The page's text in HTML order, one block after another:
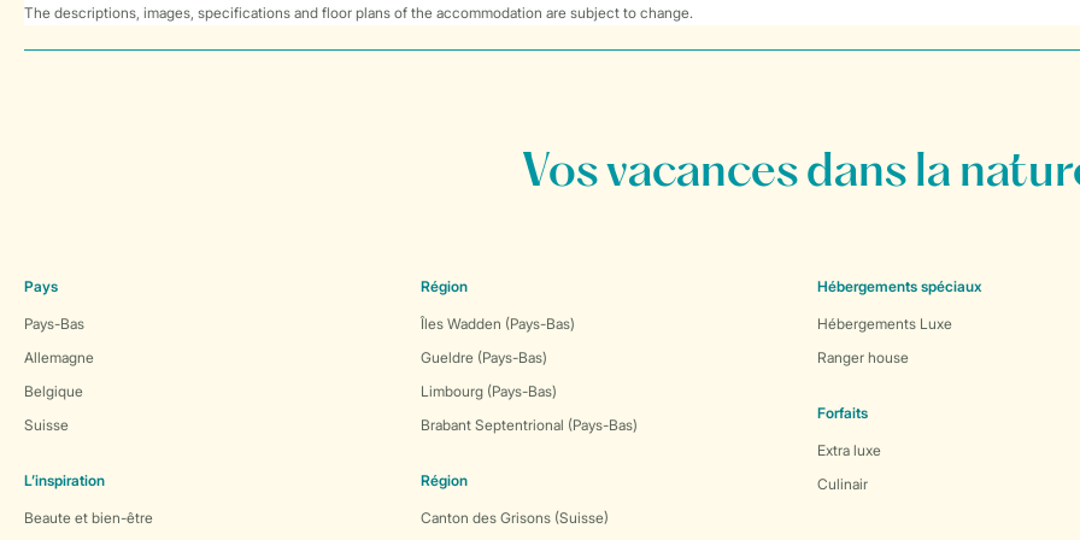
The descriptions, images, specifications and floor plans of the accommodation are subject to change.
Vos vacances dans la
Pays
Pays-Bas
Allemagne
Belgique
Suisse
L’inspiration
Beaute et bien-être
Région
Îles Wadden (Pays-Bas)
Gueldre (Pays-Bas)
Limbourg (Pays-Bas)
Brabant Septentrional (Pays-Bas)
Région
Canton des Grisons (Suisse)
Hébergements spéciaux
Hébergements Luxe
Ranger house
Forfaits
Extra luxe
Culinair